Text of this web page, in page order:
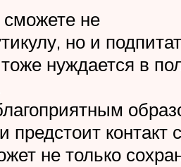
не
но и
нуждается в
контакт
не только